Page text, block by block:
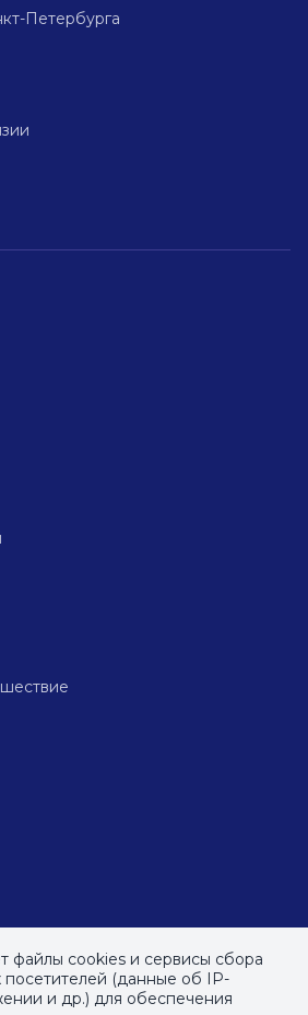
Петербурга
файлы cookies и сервисы сбора
посетителей (данные об IP-
и др.) для обеспечения